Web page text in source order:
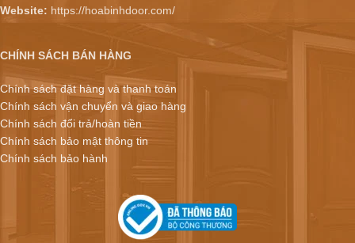
Website: https://hoabinhdoor.com/
CHÍNH SÁCH BÁN HÀNG
Chính sách đặt hàng và thanh toán
Chính sách vận chuyển và giao hàng
Chính sách đổi trả/hoàn tiền
Chính sách bảo mật thông tin
Chính sách bảo hành